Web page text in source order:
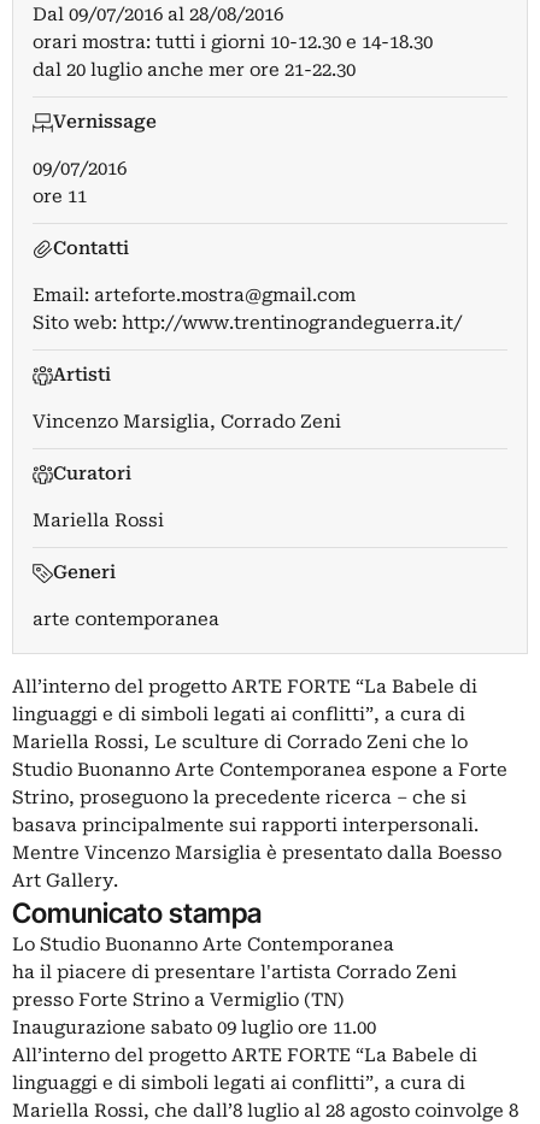
Dal 09/07/2016 al 28/08/2016
orari mostra: tutti i giorni 10-12.30 e 14-18.30
dal 20 luglio anche mer ore 21-22.30
Vernissage
09/07/2016
ore 11
Contatti
Email: arteforte.mostra@gmail.com
Sito web: http://www.trentinograndeguerra.it/
Artisti
Vincenzo Marsiglia, Corrado Zeni
Curatori
Mariella Rossi
Generi
arte contemporanea
All’interno del progetto ARTE FORTE “La Babele di
linguaggi e di simboli legati ai conflitti”, a cura di
Mariella Rossi, Le sculture di Corrado Zeni che lo
Studio Buonanno Arte Contemporanea espone a Forte
Strino, proseguono la precedente ricerca – che si
basava principalmente sui rapporti interpersonali.
Mentre Vincenzo Marsiglia è presentato dalla Boesso
Art Gallery.
Comunicato stampa
Lo Studio Buonanno Arte Contemporanea
ha il piacere di presentare l'artista Corrado Zeni
presso Forte Strino a Vermiglio (TN)
Inaugurazione sabato 09 luglio ore 11.00
All’interno del progetto ARTE FORTE “La Babele di
linguaggi e di simboli legati ai conflitti”, a cura di
Mariella Rossi, che dall’8 luglio al 28 agosto coinvolge 8